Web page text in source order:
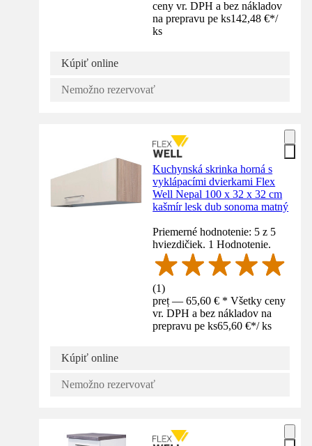
ceny vr. DPH a bez nákladov
na prepravu pe ks142,48 €*/
ks
Kúpiť online
Nemožno rezervovať
Kuchynská skrinka horná s
vyklápacími dvierkami Flex
Well Nepal 100 x 32 x 32 cm
kašmír lesk dub sonoma matný
Priemerné hodnotenie: 5 z 5
hviezdičiek. 1 Hodnotenie.
(1)
preț — 65,60 € * Všetky ceny
vr. DPH a bez nákladov na
prepravu pe ks65,60 €*/ ks
Kúpiť online
Nemožno rezervovať